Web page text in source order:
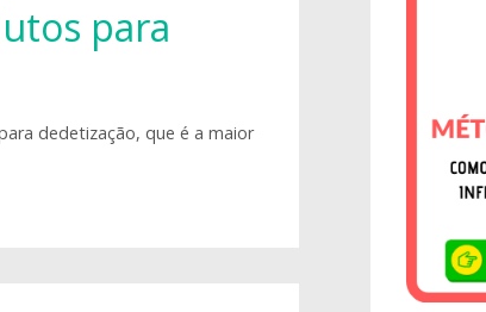
para
dedetização, que é a maior